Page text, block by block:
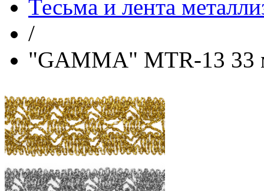
Тесьма и лента
/
"GAMMA" MTR-13 33